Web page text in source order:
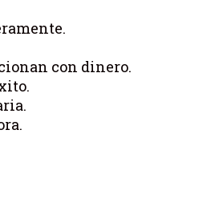
con dinero.